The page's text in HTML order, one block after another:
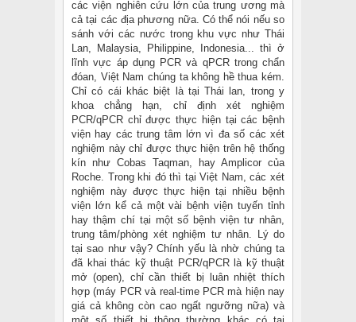
các viện nghiên cứu lớn của trung ương mà
cả tại các địa phương nữa. Có thể nói nếu so
sánh với các nước trong khu vực như Thái
Lan, Malaysia, Philippine, Indonesia... thì ở
lĩnh vực áp dụng PCR và qPCR trong chẩn
đóan, Việt Nam chúng ta không hề thua kém.
Chỉ có cái khác biệt là tại Thái lan, trong y
khoa chẳng hạn, chỉ định xét nghiệm
PCR/qPCR chỉ được thực hiện tại các bệnh
viện hay các trung tâm lớn vì đa số các xét
nghiệm này chỉ được thực hiện trên hệ thống
kín như Cobas Taqman, hay Amplicor của
Roche. Trong khi đó thì tại Việt Nam, các xét
nghiệm này được thực hiện tại nhiều bệnh
viện lớn kể cả một vài bệnh viện tuyến tỉnh
hay thậm chí tại một số bệnh viện tư nhân,
trung tâm/phòng xét nghiệm tư nhân. Lý do
tại sao như vậy? Chính yếu là nhờ chúng ta
đã khai thác kỹ thuật PCR/qPCR là kỹ thuật
mở (open), chỉ cần thiết bị luân nhiệt thích
hợp (máy PCR và real-time PCR mà hiện nay
giá cả không còn cao ngất ngưỡng nữa) và
một số thiết bị thông thường khác có tại